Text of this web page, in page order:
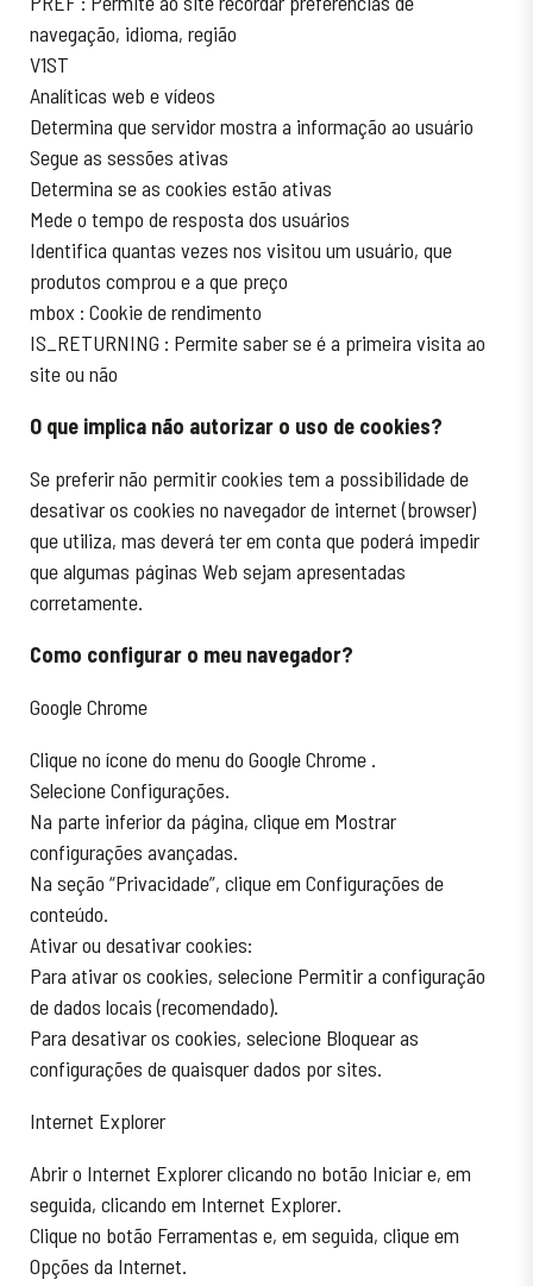
navegação, idioma, região
V1ST
Analíticas web e vídeos
Determina que servidor mostra a informação ao usuário
Segue as sessões ativas
Determina se as cookies estão ativas
Mede o tempo de resposta dos usuários
Identifica quantas vezes nos visitou um usuário, que
produtos comprou e a que preço
mbox : Cookie de rendimento
IS_RETURNING : Permite saber se é a primeira visita ao
site ou não
O que implica não autorizar o uso de cookies?
Se preferir não permitir cookies tem a possibilidade de
desativar os cookies no navegador de internet (browser)
que utiliza, mas deverá ter em conta que poderá impedir
que algumas páginas Web sejam apresentadas
corretamente.
Como configurar o meu navegador?
Google Chrome
Clique no ícone do menu do Google Chrome .
Selecione Configurações.
Na parte inferior da página, clique em Mostrar
configurações avançadas.
Na seção “Privacidade”, clique em Configurações de
conteúdo.
Ativar ou desativar cookies:
Para ativar os cookies, selecione Permitir a configuração
de dados locais (recomendado).
Para desativar os cookies, selecione Bloquear as
configurações de quaisquer dados por sites.
Internet Explorer
Abrir o Internet Explorer clicando no botão Iniciar e, em
seguida, clicando em Internet Explorer.
Clique no botão Ferramentas e, em seguida, clique em
Opções da Internet.